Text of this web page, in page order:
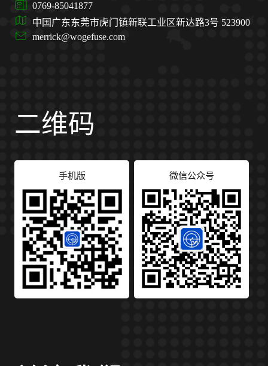
0769-85041877
中国广东东莞市虎门镇新联工业区新达路3号 523900
merrick@wogefuse.com
二维码
手机版 微信公众号